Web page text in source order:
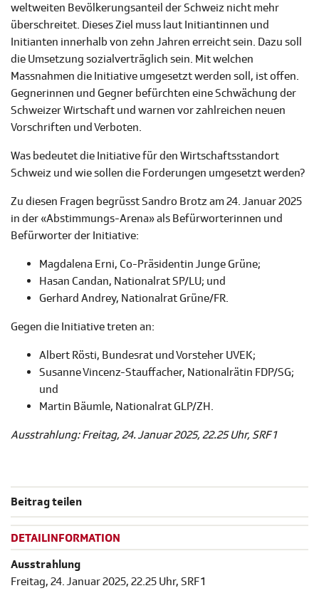
weltweiten Bevölkerungsanteil der Schweiz nicht mehr
überschreitet. Dieses Ziel muss laut Initiantinnen und
Initianten innerhalb von zehn Jahren erreicht sein. Dazu soll
die Umsetzung sozialverträglich sein. Mit welchen
Massnahmen die Initiative umgesetzt werden soll, ist offen.
Gegnerinnen und Gegner befürchten eine Schwächung der
Schweizer Wirtschaft und warnen vor zahlreichen neuen
Vorschriften und Verboten.
Was bedeutet die Initiative für den Wirtschaftsstandort
Schweiz und wie sollen die Forderungen umgesetzt werden?
Zu diesen Fragen begrüsst Sandro Brotz am 24. Januar 2025
in der «Abstimmungs-Arena» als Befürworterinnen und
Befürworter der Initiative:
Magdalena Erni, Co-Präsidentin Junge Grüne;
Hasan Candan, Nationalrat SP/LU; und
Gerhard Andrey, Nationalrat Grüne/FR.
Gegen die Initiative treten an:
Albert Rösti, Bundesrat und Vorsteher UVEK;
Susanne Vincenz-Stauffacher, Nationalrätin FDP/SG;
und
Martin Bäumle, Nationalrat GLP/ZH.
Ausstrahlung: Freitag, 24. Januar 2025, 22.25 Uhr, SRF 1
Beitrag teilen
DETAILINFORMATION
Ausstrahlung
Freitag, 24. Januar 2025, 22.25 Uhr, SRF 1